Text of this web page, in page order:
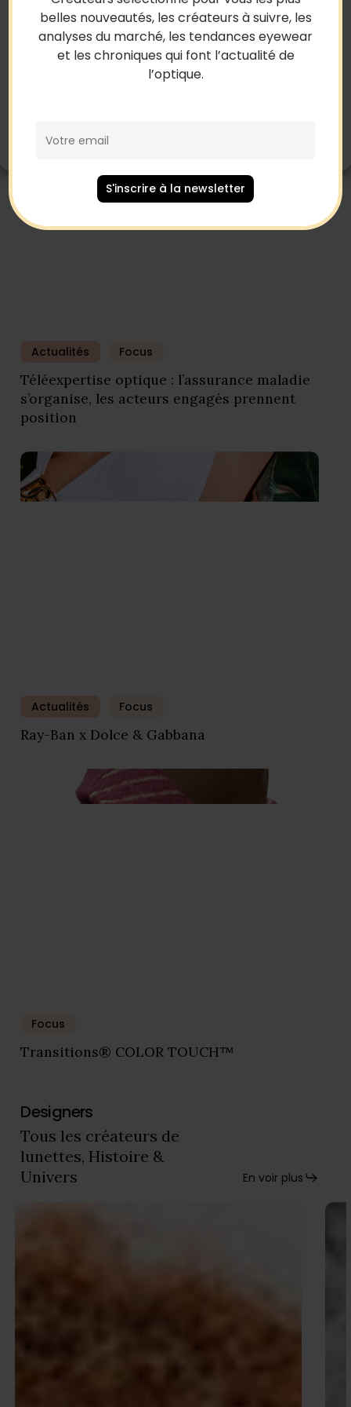
consentir ou de retirer son consentement peut avoir un effet négatif
sur certaines caractéristiques et fonctions.
Accepter
Refuser
Politique de cookies
Focus
Oliver Peoples x Paul Newman
Actualités Focus
Téléexpertise optique : l’assurance maladie
s’organise, les acteurs engagés prennent
position
Actualités Focus
Ray-Ban x Dolce & Gabbana
Focus
Transitions® COLOR TOUCH™
Designers
Tous les créateurs de
lunettes, Histoire &
Univers
En voir plus
belles nouveautés, les créateurs à suivre, les
analyses du marché, les tendances eyewear
et les chroniques qui font l’actualité de
l’optique.
S'inscrire à la newsletter